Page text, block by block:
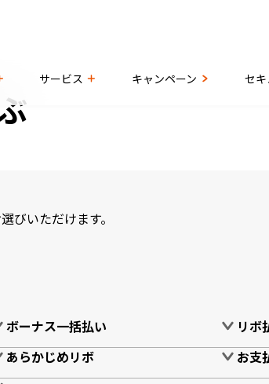
サービス キャンペーン セ
びいただけます。
ボーナス一括払い
リボ
あらかじめリボ
お支